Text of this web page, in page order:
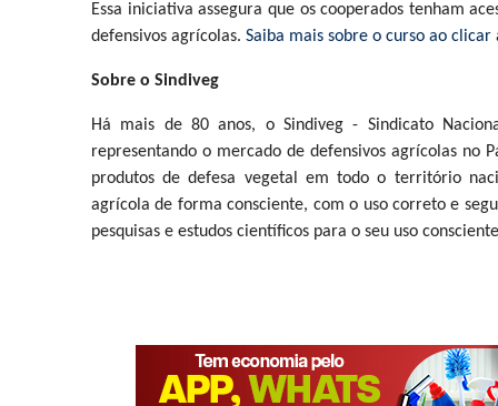
Essa iniciativa assegura que os cooperados tenham
defensivos agrícolas. Saiba mais sobre o curso ao clicar
Sobre o Sindiveg
Há mais de 80 anos, o Sindiveg - Sindicato
representando o mercado de defensivos agrícolas no
produtos de defesa vegetal em todo o território
agrícola de forma consciente, com o uso correto e
pesquisas e estudos científicos para o seu uso